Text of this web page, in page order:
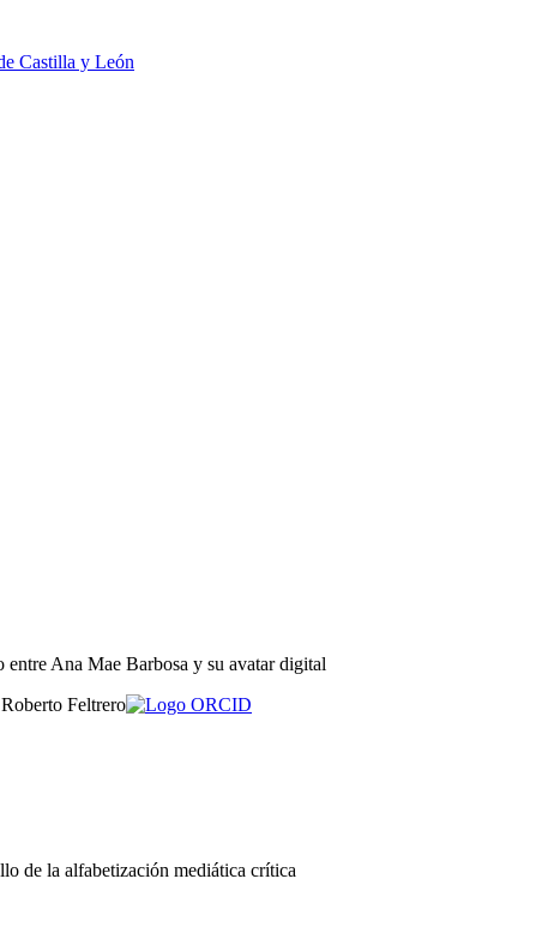
Castilla y León
Ana Mae Barbosa y su avatar digital
Feltrero
de la alfabetización mediática crítica